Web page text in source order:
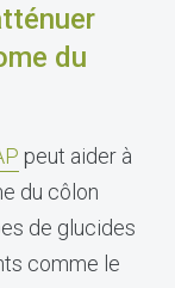
du
peut aider à
du côlon
de glucides
comme le